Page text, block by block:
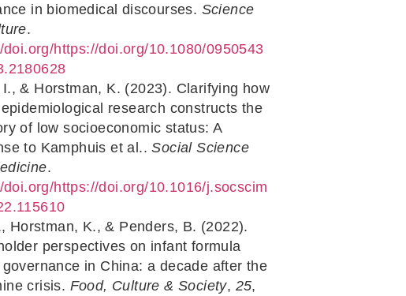
in biomedical discourses. Science
.
doi.org/https://doi.org/10.1080/0950543
& Horstman, K. (2023). Clarifying how
research constructs the
of low socioeconomic status: A
to Kamphuis et al..Social Science
.
doi.org/https://doi.org/10.1016/j.socscim
Horstman, K., & Penders, B. (2022).
perspectives on infant formula
in China: a decade after the
crisis. Food, Culture & Society, 25,